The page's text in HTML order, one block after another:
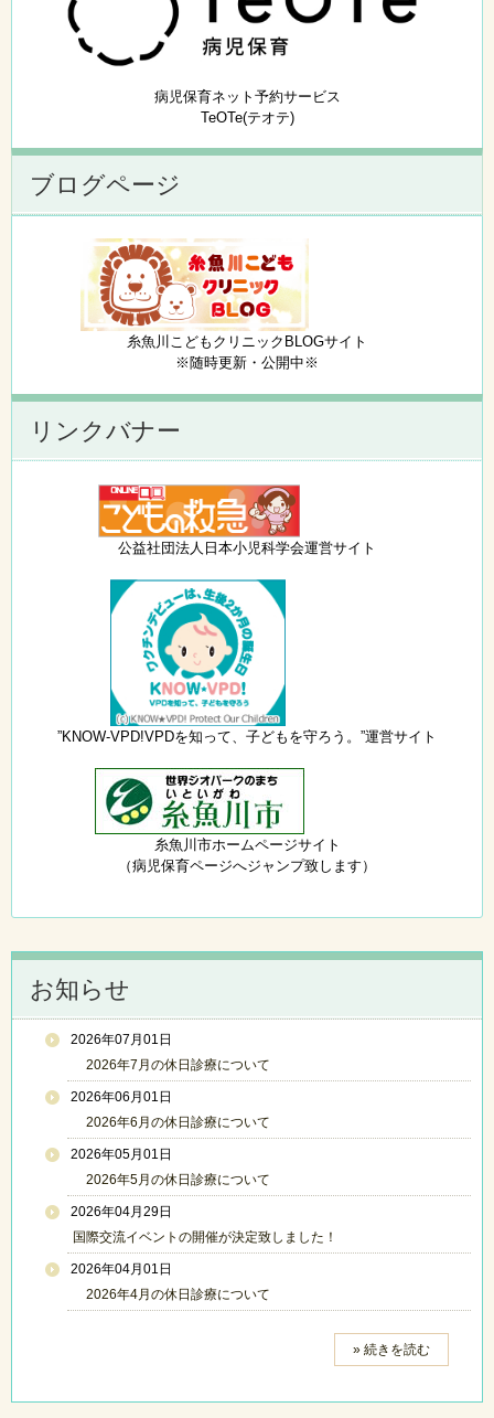
病児保育ネット予約サービス
TeOTe(テオテ)
ブログページ
糸魚川こどもクリニックBLOGサイト
※随時更新・公開中※
リンクバナー
公益社団法人日本小児科学会運営サイト
”KNOW-VPD!VPDを知って、子どもを守ろう。”運営サイト
糸魚川市ホームページサイト
（病児保育ページへジャンプ致します）
お知らせ
2026年07月01日
2026年7月の休日診療について
2026年06月01日
2026年6月の休日診療について
2026年05月01日
2026年5月の休日診療について
2026年04月29日
国際交流イベントの開催が決定致しました！
2026年04月01日
2026年4月の休日診療について
» 続きを読む